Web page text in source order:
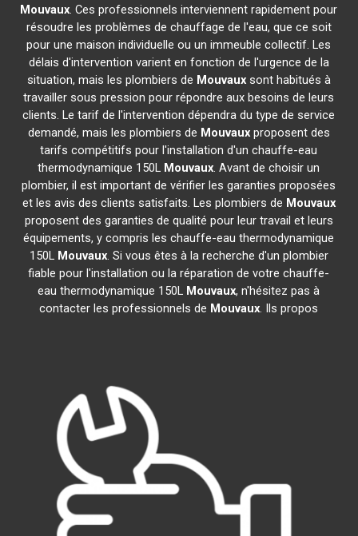
Mouvaux. Ces professionnels interviennent rapidement pour
résoudre les problèmes de chauffage de l'eau, que ce soit
pour une maison individuelle ou un immeuble collectif. Les
délais d'intervention varient en fonction de l'urgence de la
situation, mais les plombiers de Mouvauxsont habitués à
travailler sous pression pour répondre aux besoins de leurs
clients. Le tarif de l'intervention dépendra du type de service
demandé, mais les plombiers de Mouvauxproposent des
tarifs compétitifs pour l'installation d'un chauffe-eau
thermodynamique 150L Mouvaux. Avant de choisir un
plombier, il est important de vérifier les garanties proposées
et les avis des clients satisfaits. Les plombiers de Mouvaux
proposent des garanties de qualité pour leur travail et leurs
équipements, y compris les chauffe-eau thermodynamique
150L Mouvaux. Si vous êtes à la recherche d'un plombier
fiable pour l'installation ou la réparation de votre chauffe-
eau thermodynamique 150L Mouvaux, n'hésitez pas à
contacter les professionnels de Mouvaux. Ils propos